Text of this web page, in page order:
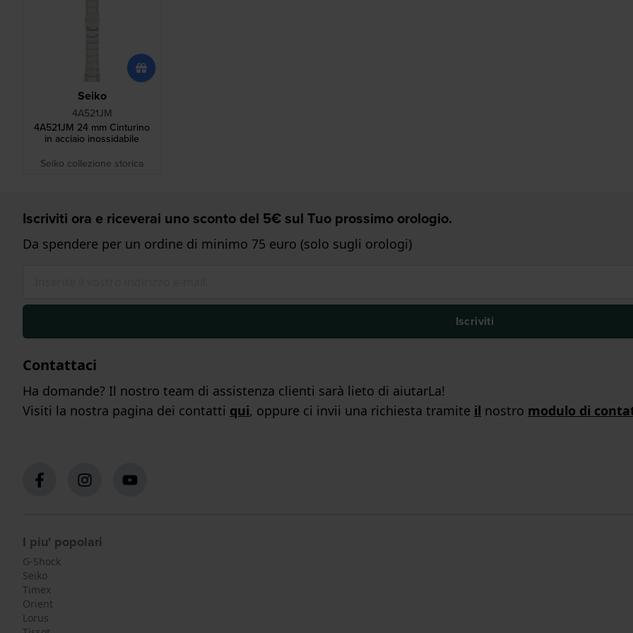
Seiko
4A521JM
4A521JM 24 mm Cinturino
in acciaio inossidabile
Seiko collezione storica
Iscriviti ora e riceverai uno sconto del 5€ sul Tuo prossimo orologio.
Da spendere per un ordine di minimo 75 euro (solo sugli orologi)
Iscriviti
Contattaci
Ha domande? Il nostro team di assistenza clienti sarà lieto di aiutarLa!
Visiti la nostra pagina dei contatti qui, oppure ci invii una richiesta tramite il nostro modulo di
I piu' popolari
G-Shock
Seiko
Timex
Orient
Lorus